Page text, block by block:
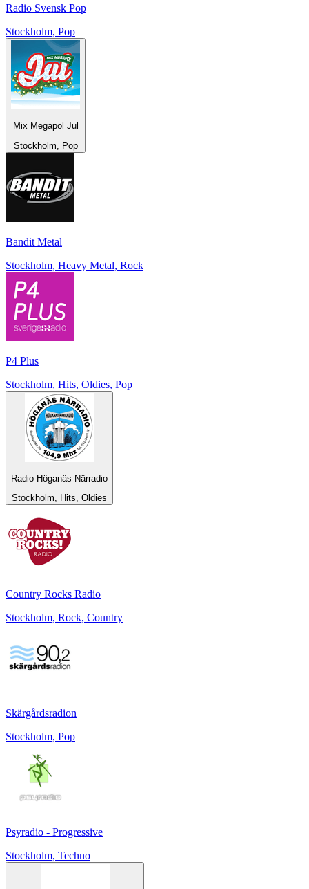
Radio Svensk Pop
Stockholm, Pop
Mix Megapol Jul
Stockholm, Pop
Bandit Metal
Stockholm, Heavy Metal, Rock
P4 Plus
Stockholm, Hits, Oldies, Pop
Radio Höganäs Närradio
Stockholm, Hits, Oldies
Country Rocks Radio
Stockholm, Rock, Country
Skärgårdsradion
Stockholm, Pop
Psyradio - Progressive
Stockholm, Techno